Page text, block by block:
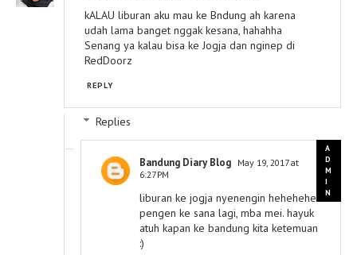
kALAU liburan aku mau ke Bndung ah karena
udah lama banget nggak kesana, hahahha
Senang ya kalau bisa ke Jogja dan nginep di
RedDoorz
REPLY
Replies
Bandung Diary Blog May 19, 2017 at
6:27 PM
liburan ke jogja nyenengin hehehehe
pengen ke sana lagi, mba mei. hayuk
atuh kapan ke bandung kita ketemuan
:)